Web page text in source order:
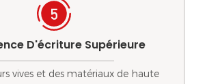
D'écriture Supérieure
vives et des matériaux de haute